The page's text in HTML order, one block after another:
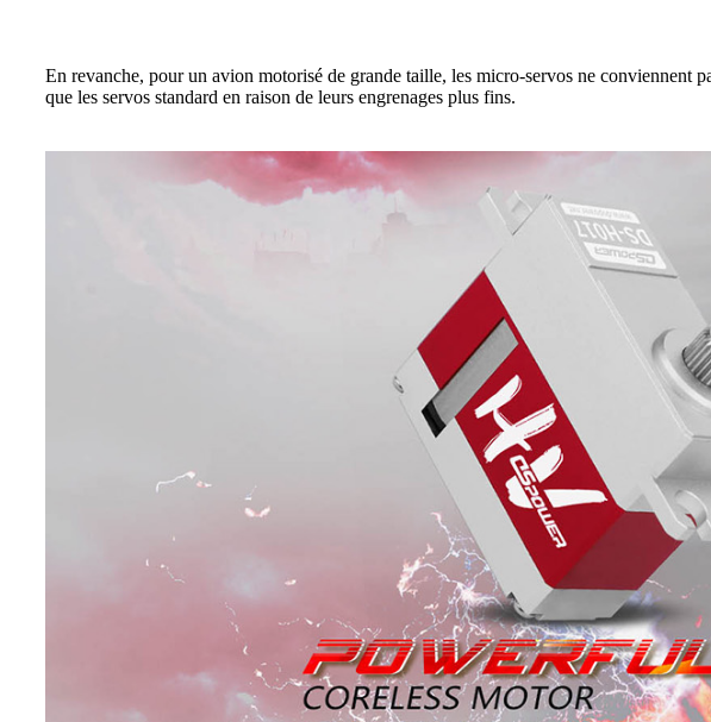
En revanche, pour un avion motorisé de grande taille, les micro-servos ne conviennent
que les servos standard en raison de leurs engrenages plus fins.